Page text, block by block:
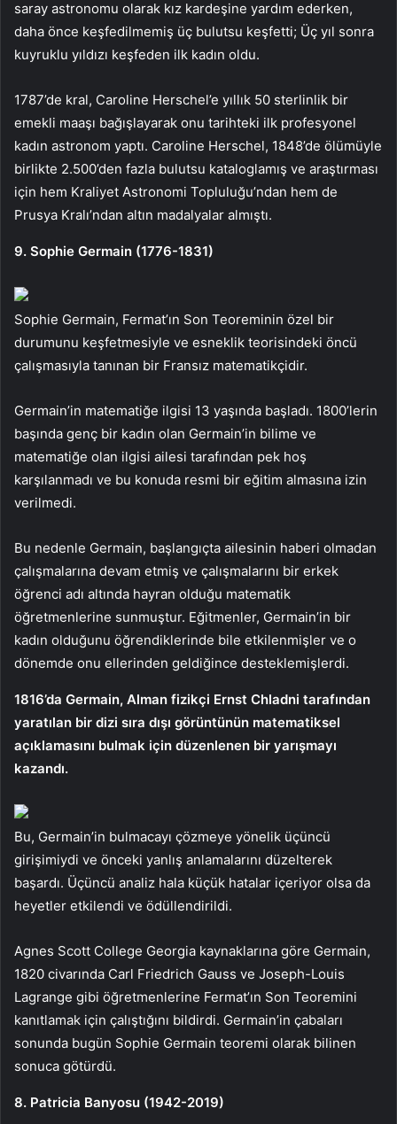
saray astronomu olarak kız kardeşine yardım ederken,
daha önce keşfedilmemiş üç bulutsu keşfetti; Üç yıl sonra
kuyruklu yıldızı keşfeden ilk kadın oldu.
1787’de kral, Caroline Herschel’e yıllık 50 sterlinlik bir
emekli maaşı bağışlayarak onu tarihteki ilk profesyonel
kadın astronom yaptı. Caroline Herschel, 1848’de ölümüyle
birlikte 2.500’den fazla bulutsu kataloglamış ve araştırması
için hem Kraliyet Astronomi Topluluğu’ndan hem de
Prusya Kralı’ndan altın madalyalar almıştı.
9. Sophie Germain (1776-1831)
Sophie Germain, Fermat’ın Son Teoreminin özel bir
durumunu keşfetmesiyle ve esneklik teorisindeki öncü
çalışmasıyla tanınan bir Fransız matematikçidir.
Germain’in matematiğe ilgisi 13 yaşında başladı. 1800’lerin
başında genç bir kadın olan Germain’in bilime ve
matematiğe olan ilgisi ailesi tarafından pek hoş
karşılanmadı ve bu konuda resmi bir eğitim almasına izin
verilmedi.
Bu nedenle Germain, başlangıçta ailesinin haberi olmadan
çalışmalarına devam etmiş ve çalışmalarını bir erkek
öğrenci adı altında hayran olduğu matematik
öğretmenlerine sunmuştur. Eğitmenler, Germain’in bir
kadın olduğunu öğrendiklerinde bile etkilenmişler ve o
dönemde onu ellerinden geldiğince desteklemişlerdi.
1816’da Germain, Alman fizikçi Ernst Chladni tarafından
yaratılan bir dizi sıra dışı görüntünün matematiksel
açıklamasını bulmak için düzenlenen bir yarışmayı
kazandı.
Bu, Germain’in bulmacayı çözmeye yönelik üçüncü
girişimiydi ve önceki yanlış anlamalarını düzelterek
başardı. Üçüncü analiz hala küçük hatalar içeriyor olsa da
heyetler etkilendi ve ödüllendirildi.
Agnes Scott College Georgia kaynaklarına göre Germain,
1820 civarında Carl Friedrich Gauss ve Joseph-Louis
Lagrange gibi öğretmenlerine Fermat’ın Son Teoremini
kanıtlamak için çalıştığını bildirdi. Germain’in çabaları
sonunda bugün Sophie Germain teoremi olarak bilinen
sonuca götürdü.
8. Patricia Banyosu (1942-2019)